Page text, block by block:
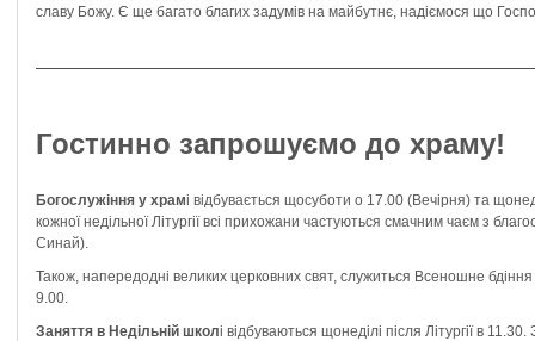
славу Божу. Є ще багато благих задумів на майбутнє, надіємося що
Гостинно запрошуємо до храму!
Богослужіння у храмі відбувається щосуботи о 17.00 (Вечірня) та
кожної недільної Літургії всі прихожани частуються смачним чаєм з
Синай).
Також, напередодні великих церковних свят, служиться Всеношне
9.00.
Заняття в Недільній школі відбуваються щонеділі після Літургії в